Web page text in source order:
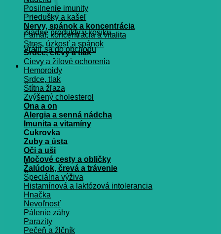
Žiadne produkty v košíku.
Vrátiť sa do obchodu
Posilnenie imunity
Priedušky a kašeľ
Nervy, spánok a koncentrácia
Pamät, koncentrácia a vitalita
Stres, úzkosť a spánok
Srdce, cievy a tlak
Cievy a žilové ochorenia
Hemoroidy
Srdce, tlak
Štítna žľaza
Zvýšený cholesterol
Ona a on
Alergia a senná nádcha
Imunita a vitamíny
Cukrovka
Zuby a ústa
Oči a uši
Močové cesty a obličky
Žalúdok, črevá a trávenie
Špeciálna výživa
Histamínová a laktózová intolerancia
Hnačka
Nevoľnosť
Pálenie záhy
Parazity
Pečeň a žlčník